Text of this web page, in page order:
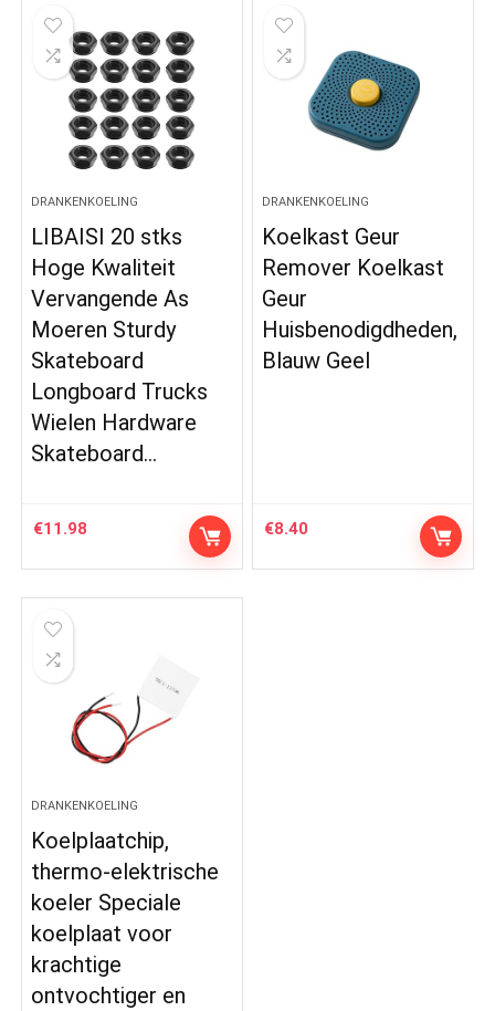
DRANKENKOELING
LIBAISI 20 stks
Hoge Kwaliteit
Vervangende As
Moeren Sturdy
Skateboard
Longboard Trucks
Wielen Hardware
Skateboard…
€11.98
DRANKENKOELING
Koelkast Geur
Remover Koelkast
Geur
Huisbenodigdheden,
Blauw Geel
€8.40
DRANKENKOELING
Koelplaatchip,
thermo-elektrische
koeler Speciale
koelplaat voor
krachtige
ontvochtiger en